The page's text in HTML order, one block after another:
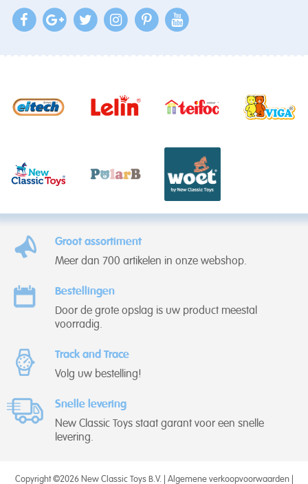
Groot assortiment
Meer dan 700 artikelen in onze webshop.
Bestellingen
Door de grote opslag is uw product meestal
voorradig.
Track and Trace
Volg uw bestelling!
Snelle levering
New Classic Toys staat garant voor een snelle
levering.
Copyright ©2026 New Classic Toys B.V. | Algemene verkoopvoorwaarden|